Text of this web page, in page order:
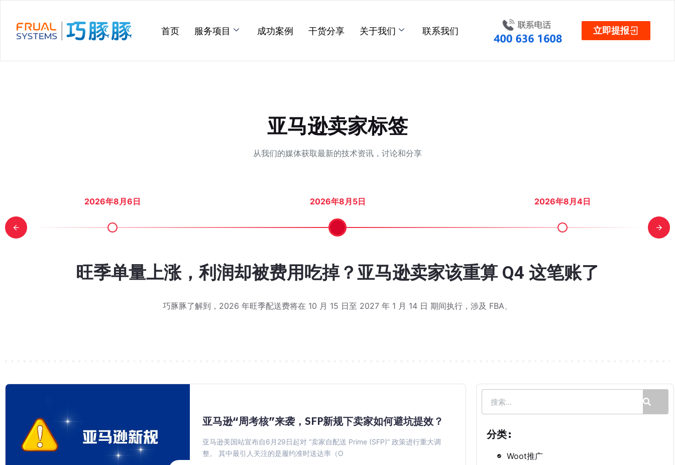
过
内
首页 服务项目 成功案例 干货分享 关于我们 联系我们 立即提报
亚马逊卖家标签
从我们的媒体获取最新的技术资讯，讨论和分享
Sellers on Amazon 入口消失，亚马逊要取消跟卖？
浏览前台的时候发现了一个情况，有不少卖家也都在讨论： 同一款 ASIN 下明明有好几个在售的第三方卖家，可商
却陷入瓶颈？看这款家居老链接如何靠Woot BD突破类目
排名
刚结束，下一轮旺季已经开始：大卖现在该规划的不只是
Deal，还有现金流
亚马逊 Woot 秒杀怎么报？5 个高频问题解答
接触到巧豚豚和亚马逊 Woot 秒杀的时候是不是都有同一个感觉，满头都是问号：这又是什么新兴工具？这和亚马逊
前最后一次大促“劳动节大促”定档！你开始行动了吗？
登录卖家后台，第一眼先看到了劳动节大促的消息。亚马逊发送了劳动节大促的通知，时间定在 8 月 28 日到 9
报流程详细步骤图解：从提交到结款，全流程实操指南
对 WOOT 的印象还停留在"提报-等报价-跑活动"三步走，但实际跑起来才发现，整个流程包含 7 个环节，环环相
旺季单量上涨，利润却被费用吃掉？亚马逊卖家该重算 Q4 这笔账了
巧豚豚了解到，2026 年旺季配送费将在 10 月 15 日至 2027 年 1 月 14 日 期间执行，涉及 FBA、
日销 30单到200单，ACOS却从46%降到 28%？怎么
在分享今天的 Woot BD 实战案例之前，巧豚豚先回答一个大家感兴趣的问题。 在前面几次案例分享之后也有一些
亚马逊7.27标题75字符新规官方FAQ来了，搜索权重到底
键词挪到亮点里会影响排名吗？
广告烧了几万刀，自然排名却不动？警惕亚马逊 PPC 盲
每天打开亚马逊后台，看着蹭蹭上涨的广告花费，你是不是也会有这样的困扰：广告投入不小，销售额有所增长，利润
还在为变体管理头疼？亚马逊添加变体功能更新，新版
亚马逊最近对卖家后台的添加变体功能进行了更新，可以从添加商品页面直接添加至现有变体系列，旧的变体向导
亚马逊 Woot 秒杀到底能不能推排名？活动结束后排名
这应该是多数卖家，在提报亚马逊 Woot 秒杀以前最关心也最实在的问题：做完 Woot，我的亚马逊链接排名会涨
Other Sellers on Amazon 入口消失，亚马逊要取消
巧豚豚最近在浏览前台的时候发现了一个情况，有不少卖家也都在讨论： 同一款 ASIN 下明明有好几个在售的第三
近两万评价却陷入瓶颈？看这款家居老链接如何靠Woot
排名
Prime Day 刚结束，下一轮旺季已经开始：大卖现在该规
Deal，还有现金流
亚马逊 Woot 秒杀怎么报？5 个高频问题解答
大家在第一次接触到巧豚豚和亚马逊 Woot 秒杀的时候是不是都有同一个感觉，满头都是问号：这又是什么新兴工具
亚马逊 Q4 前最后一次大促“劳动节大促”定档！你开始
巧豚豚今天登录卖家后台，第一眼先看到了劳动节大促的消息。亚马逊发送了劳动节大促的通知，时间定在 8 月
WOOT 提报流程详细步骤图解：从提交到结款，全流程
不少卖家对 WOOT 的印象还停留在"提报-等报价-跑活动"三步走，但实际跑起来才发现，整个流程包含 7 个环节
旺季单量上涨，利润却被费用吃掉？亚马逊卖家该重算
巧豚豚了解到，2026 年旺季配送费将在 10 月 15 日至 2027 年 1 月 14 日 期间执行，涉及 FBA、
日销 30单到200单，ACOS却从46%降到 28%？怎么
在分享今天的 Woot BD 实战案例之前，巧豚豚先回答一个大家感兴趣的问题。 在前面几次案例分享之后也有一些
2026年8月6日 2026年8月5日 2026年8月4日
亚马逊“周考核”来袭，SFP新规下卖家如何避坑提效？
亚马逊美国站宣布自6月29日起对 “卖家自配送 Prime (SFP)” 政策进行重大调
整。 其中最引人关注的是履约准时送达率（O
分类:
Woot推广